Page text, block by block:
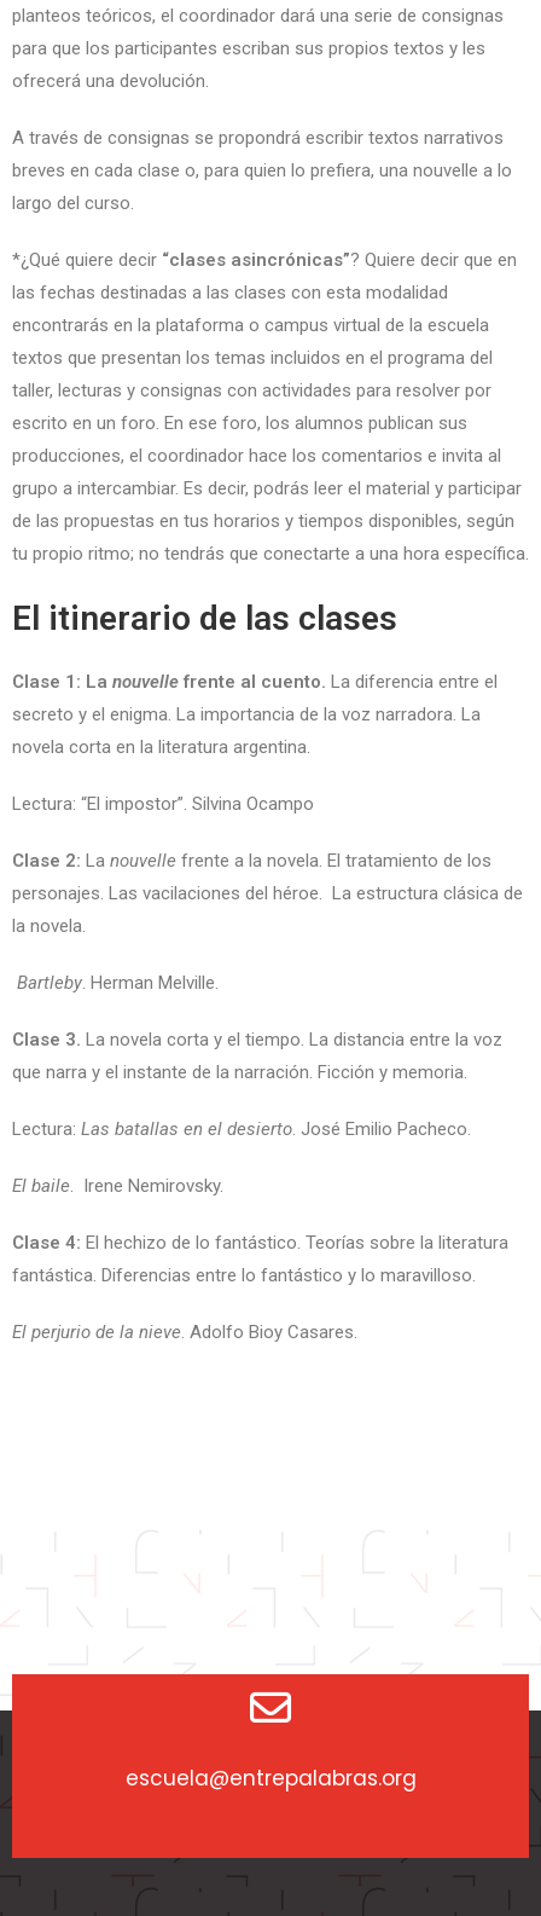
planteos teóricos, el coordinador dará una serie de consignas
para que los participantes escriban sus propios textos y les
ofrecerá una devolución.
A través de consignas se propondrá escribir textos narrativos
breves en cada clase o, para quien lo prefiera, una nouvelle a lo
largo del curso.
*¿Qué quiere decir “clases asincrónicas”? Quiere decir que en
las fechas destinadas a las clases con esta modalidad
encontrarás en la plataforma o campus virtual de la escuela
textos que presentan los temas incluidos en el programa del
taller, lecturas y consignas con actividades para resolver por
escrito en un foro. En ese foro, los alumnos publican sus
producciones, el coordinador hace los comentarios e invita al
grupo a intercambiar. Es decir, podrás leer el material y participar
de las propuestas en tus horarios y tiempos disponibles, según
tu propio ritmo; no tendrás que conectarte a una hora específica.
El itinerario de las clases
Clase 1: La nouvellefrente al cuento. La diferencia entre el
secreto y el enigma. La importancia de la voz narradora. La
novela corta en la literatura argentina.
Lectura: “El impostor”. Silvina Ocampo
Clase 2: La nouvelle frente a la novela. El tratamiento de los
personajes. Las vacilaciones del héroe. La estructura clásica de
la novela.
Bartleby. Herman Melville.
Clase 3. La novela corta y el tiempo. La distancia entre la voz
que narra y el instante de la narración. Ficción y memoria.
Lectura: Las batallas en el desierto. José Emilio Pacheco.
El baile. Irene Nemirovsky.
Clase 4: El hechizo de lo fantástico. Teorías sobre la literatura
fantástica. Diferencias entre lo fantástico y lo maravilloso.
El perjurio de la nieve. Adolfo Bioy Casares.
escuela@entrepalabras.org